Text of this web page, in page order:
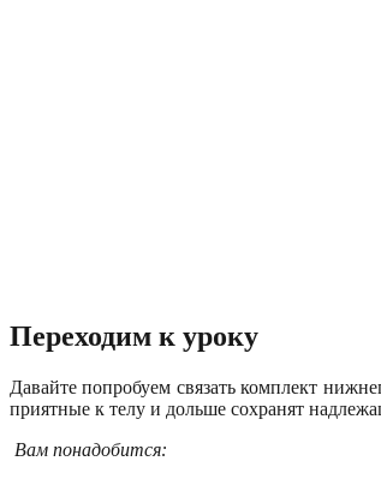
Переходим к уроку
Давайте попробуем связать комплект
приятные к телу и дольше сохранят
Вам понадобится: